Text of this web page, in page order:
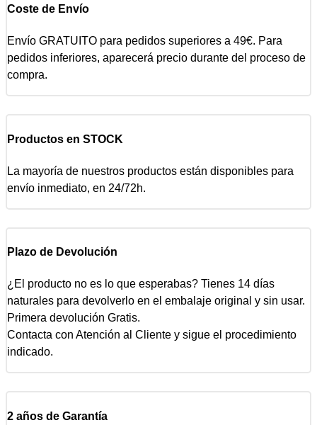
Coste de Envío
Envío GRATUITO para pedidos superiores a 49€. Para
pedidos inferiores, aparecerá precio durante del proceso de
compra.
Productos en STOCK
La mayoría de nuestros productos están disponibles para
envío inmediato, en 24/72h.
Plazo de Devolución
¿El producto no es lo que esperabas? Tienes 14 días
naturales para devolverlo en el embalaje original y sin usar.
Primera devolución Gratis.
Contacta con Atención al Cliente y sigue el procedimiento
indicado.
2 años de Garantía